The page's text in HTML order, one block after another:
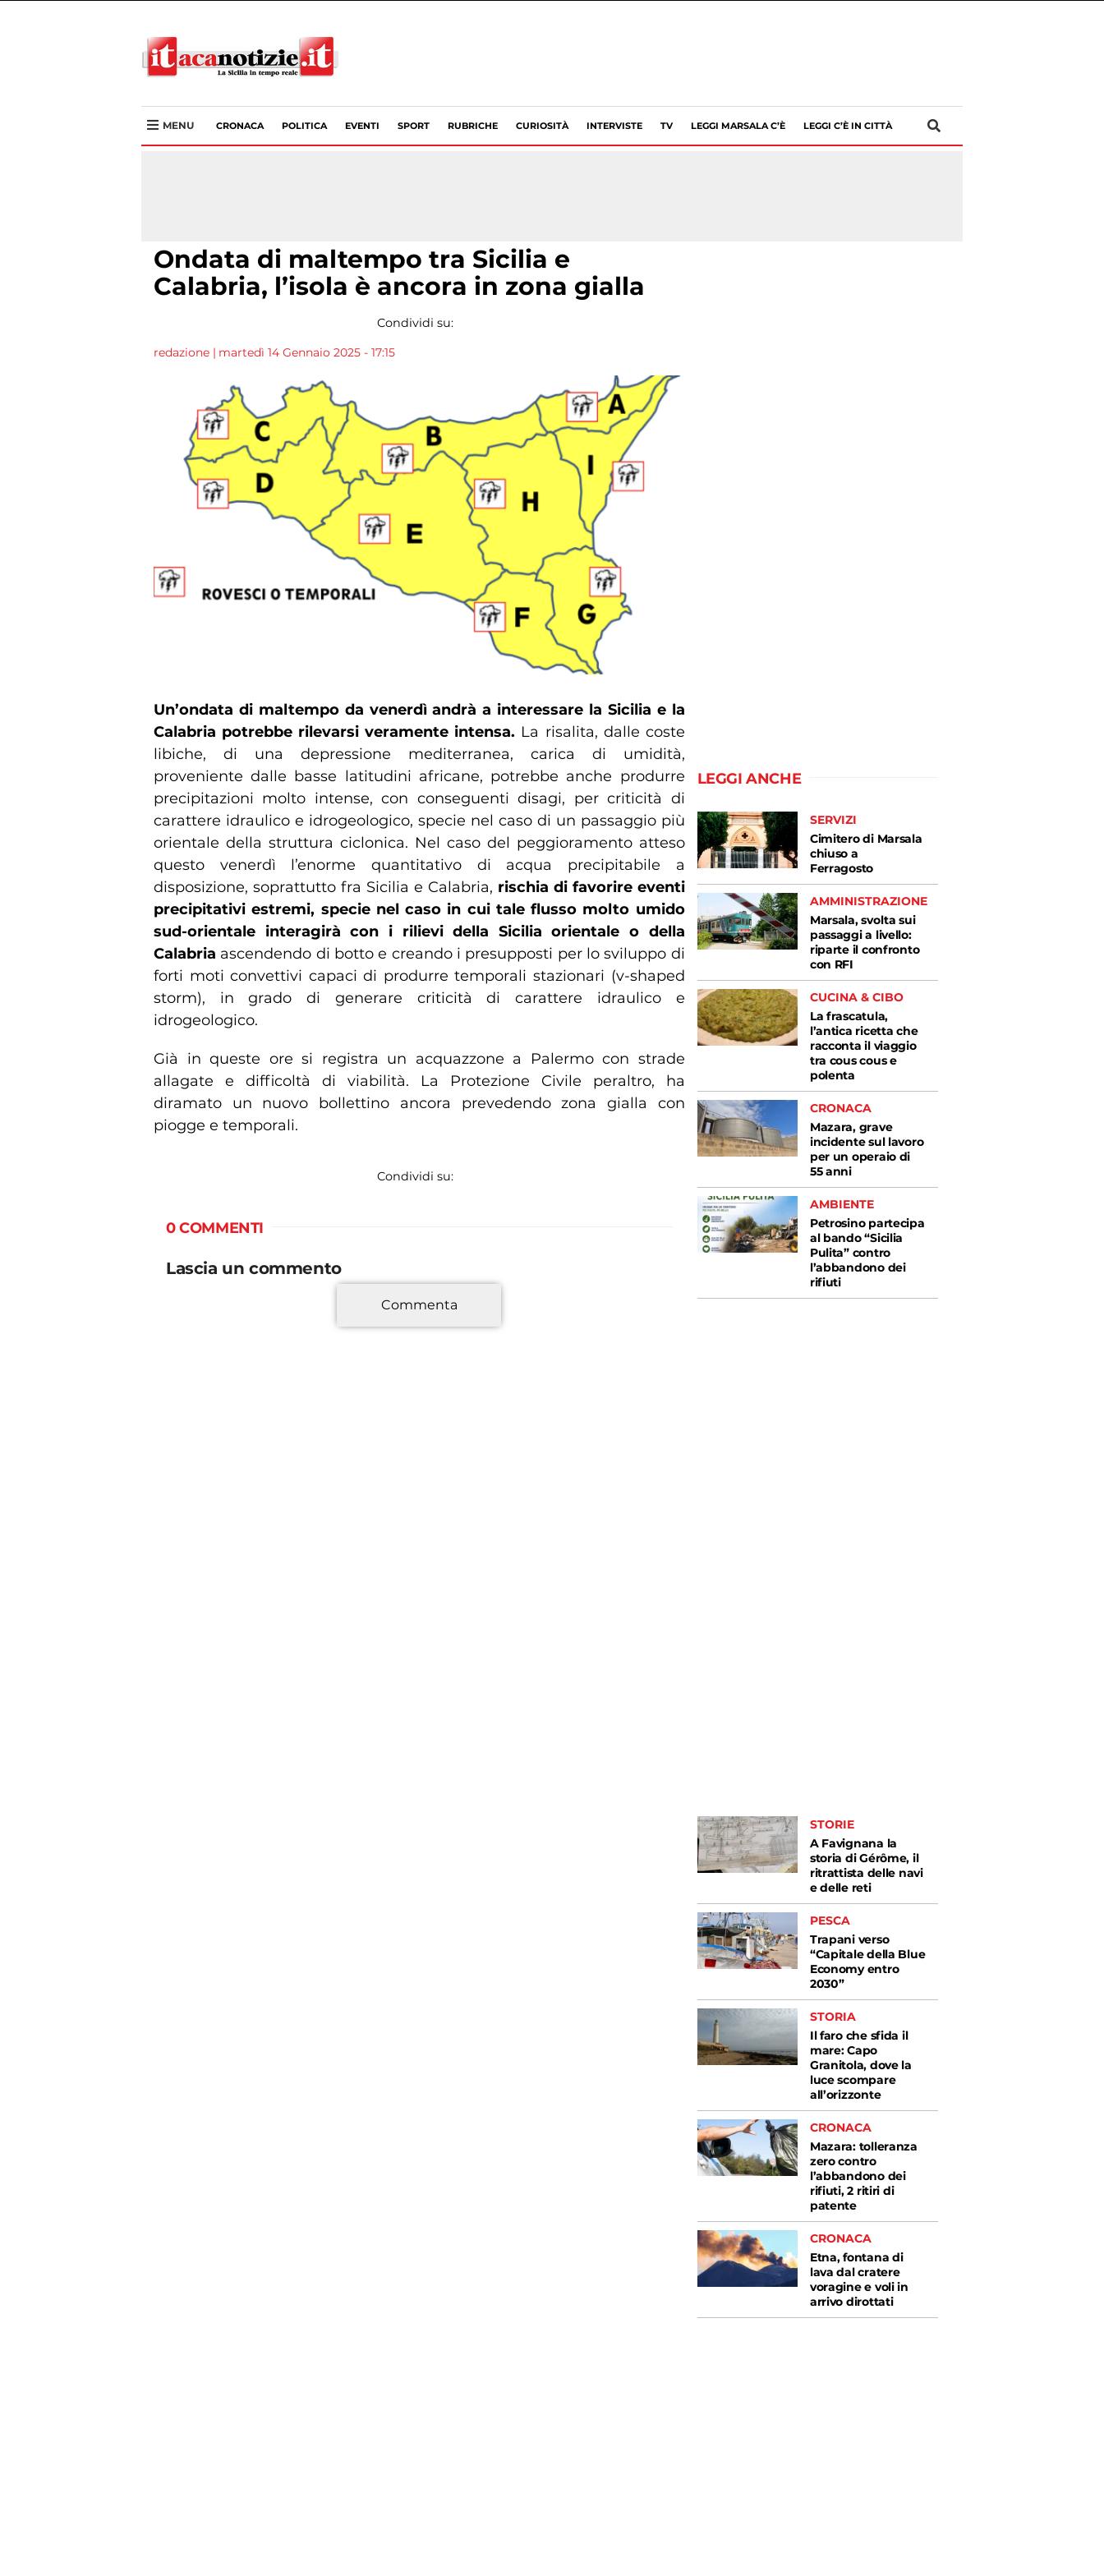
MENU CRONACA POLITICA EVENTI SPORT RUBRICHE CURIOSITÀ INTERVISTE TV LEGGI MARSALA C’È LEGGI C’È IN CITTÀ
Ondata di maltempo tra Sicilia e
Calabria, l’isola è ancora in zona gialla
Condividi su:
redazione | martedì 14 Gennaio 2025 - 17:15
Un’ondata di maltempo da venerdì andrà a interessare la Sicilia e la
Calabria potrebbe rilevarsi veramente intensa. La risalita, dalle coste
libiche, di una depressione mediterranea, carica di umidità,
proveniente dalle basse latitudini africane, potrebbe anche produrre
precipitazioni molto intense, con conseguenti disagi, per criticità di
carattere idraulico e idrogeologico, specie nel caso di un passaggio più
orientale della struttura ciclonica. Nel caso del peggioramento atteso
questo venerdì l’enorme quantitativo di acqua precipitabile a
disposizione, soprattutto fra Sicilia e Calabria, rischia di favorire eventi
precipitativi estremi, specie nel caso in cui tale flusso molto umido
sud-orientale interagirà con i rilievi della Sicilia orientale o della
Calabria ascendendo di botto e creando i presupposti per lo sviluppo di
forti moti convettivi capaci di produrre temporali stazionari (v-shaped
storm), in grado di generare criticità di carattere idraulico e
idrogeologico.
Già in queste ore si registra un acquazzone a Palermo con strade
allagate e difficoltà di viabilità. La Protezione Civile peraltro, ha
diramato un nuovo bollettino ancora prevedendo zona gialla con
piogge e temporali.
Condividi su:
0 COMMENTI
Lascia un commento
Commenta
LEGGI ANCHE
SERVIZI
Cimitero di Marsala
chiuso a
Ferragosto
AMMINISTRAZIONE
Marsala, svolta sui
passaggi a livello:
riparte il confronto
con RFI
CUCINA & CIBO
La frascatula,
l’antica ricetta che
racconta il viaggio
tra cous cous e
polenta
CRONACA
Mazara, grave
incidente sul lavoro
per un operaio di
55 anni
AMBIENTE
Petrosino partecipa
al bando “Sicilia
Pulita” contro
l’abbandono dei
rifiuti
STORIE
A Favignana la
storia di Gérôme, il
ritrattista delle navi
e delle reti
PESCA
Trapani verso
“Capitale della Blue
Economy entro
2030”
STORIA
Il faro che sfida il
mare: Capo
Granitola, dove la
luce scompare
all’orizzonte
CRONACA
Mazara: tolleranza
zero contro
l’abbandono dei
rifiuti, 2 ritiri di
patente
CRONACA
Etna, fontana di
lava dal cratere
voragine e voli in
arrivo dirottati